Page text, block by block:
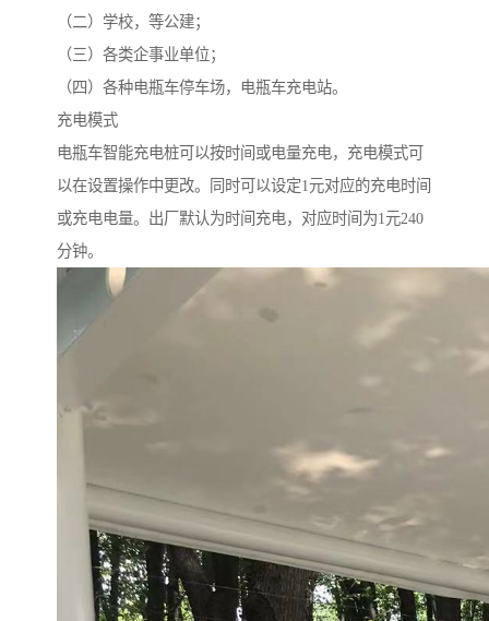
（二）学校，等公建；
（三）各类企事业单位；
（四）各种电瓶车停车场，电瓶车充电站。
充电模式
电瓶车智能充电桩可以按时间或电量充电，充电模式可
以在设置操作中更改。同时可以设定1元对应的充电时间
或充电电量。出厂默认为时间充电，对应时间为1元240
分钟。